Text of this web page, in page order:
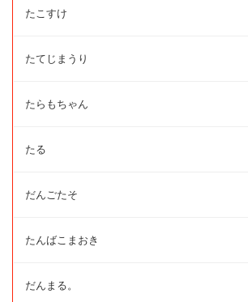
たこすけ
たてじまうり
たらもちゃん
たる
だんごたそ
たんばこまおき
だんまる。